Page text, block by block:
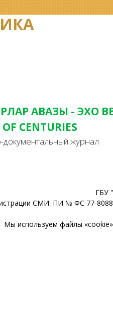
АВАЗЫ - ЭХО
OF CENTURIES
документальный журнал
ГБУ
СМИ: ПИ № ФС 77-
Мы используем файлы «cookie»